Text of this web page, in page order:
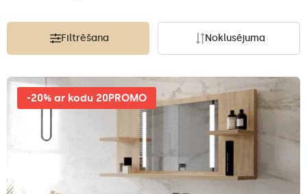
Filtrēšana Noklusējuma
-20% ar kodu 20PROMO